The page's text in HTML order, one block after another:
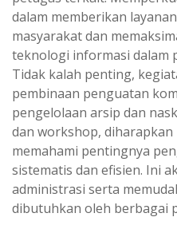
dalam memberikan
masyarakat dan
teknologi informasi dalam
Tidak kalah penting,
pembinaan penguatan
pengelolaan arsip dan
dan workshop,
memahami pentingnya
sistematis dan efisien. Ini
administrasi serta
dibutuhkan oleh berbagai